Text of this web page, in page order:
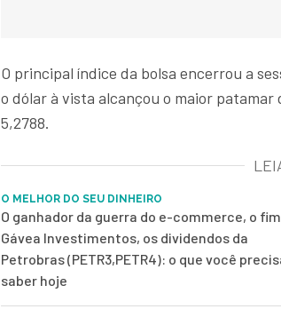
O principal índice da bolsa encerrou a
o dólar à vista alcançou o maior patamar
5,2788.
O MELHOR DO SEU DINHEIRO
O ganhador da guerra do e-commerce, o
Gávea Investimentos, os dividendos da
Petrobras (PETR3,PETR4): o que você
saber hoje